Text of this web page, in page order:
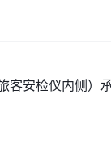
客安检仪内侧）